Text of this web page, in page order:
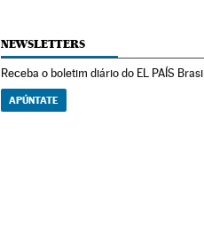
NEWSLETTERS
Receba o boletim diário do EL PAÍS Brasil
APÚNTATE